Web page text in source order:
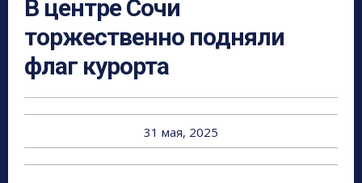
В центре Сочи
торжественно подняли
флаг курорта
31 мая, 2025